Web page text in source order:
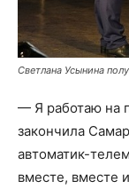
Светлана Усынина
— Я работаю на
закончила
автоматик-
вместе, вместе